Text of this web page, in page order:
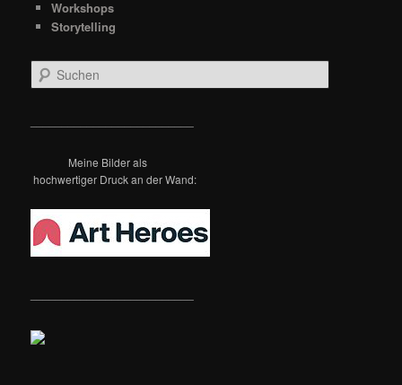
Workshops
Storytelling
u
Meine Bilder als
hochwertiger Druck an der Wand: